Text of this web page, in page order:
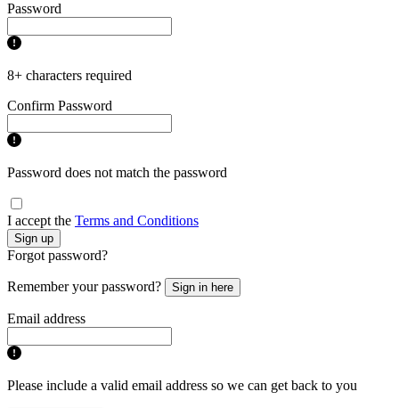
Password
8+ characters required
Confirm Password
Password does not match the password
I accept the Terms and Conditions
Sign up
Forgot password?
Remember your password? Sign in here
Email address
Please include a valid email address so we can get back to you